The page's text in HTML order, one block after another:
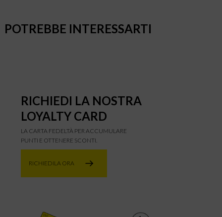
POTREBBE INTERESSARTI
RICHIEDI LA NOSTRA
LOYALTY CARD
LA CARTA FEDELTÀ PER ACCUMULARE
PUNTI E OTTENERE SCONTI.
RICHIEDILA ORA